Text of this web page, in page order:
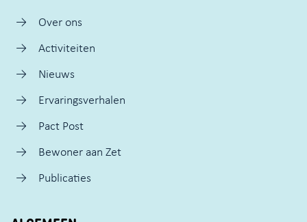
Over ons
Activiteiten
Nieuws
Ervaringsverhalen
Pact Post
Bewoner aan Zet
Publicaties